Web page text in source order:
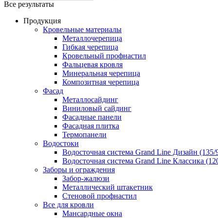
Все результаты
Продукция
Кровельные материалы
Металлочерепица
Гибкая черепица
Кровельный профнастил
Фальцевая кровля
Минеральная черепица
Композитная черепица
Фасад
Металлосайдинг
Виниловый сайдинг
Фасадные панели
Фасадная плитка
Термопанели
Водостоки
Водосточная система Grand Line Дизайн (135/
Водосточная система Grand Line Классика
Заборы и ограждения
Забор-жалюзи
Металлический штакетник
Стеновой профнастил
Все для кровли
Мансардные окна